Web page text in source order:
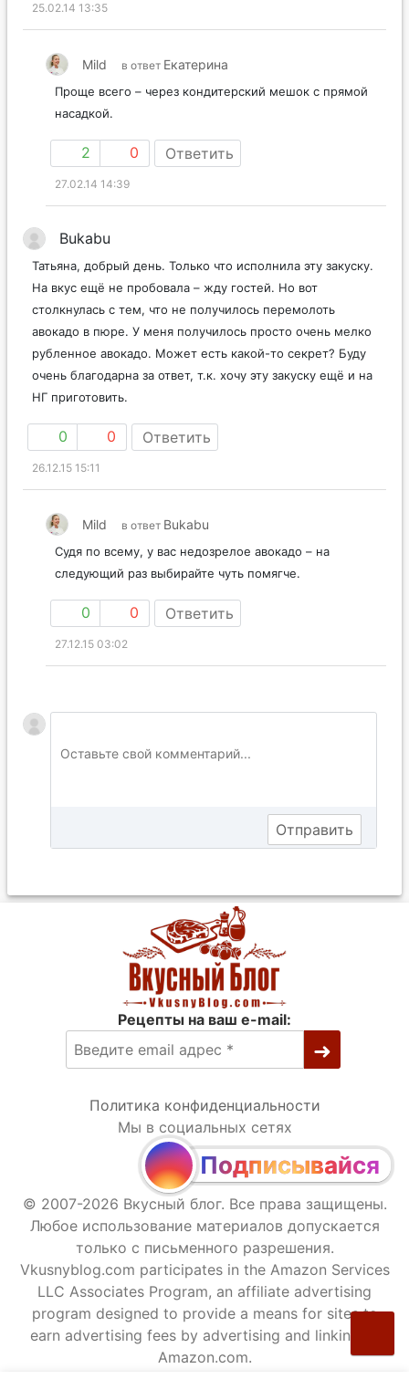
25.02.14 13:35
Mild в ответ Екатерина
Проще всего – через кондитерский мешок с прямой
насадкой.
2 0 Ответить
27.02.14 14:39
Bukabu
Татьяна, добрый день. Только что исполнила эту закуску.
На вкус ещё не пробовала – жду гостей. Но вот
столкнулась с тем, что не получилось перемолоть
авокадо в пюре. У меня получилось просто очень мелко
рубленное авокадо. Может есть какой-то секрет? Буду
очень благодарна за ответ, т.к. хочу эту закуску ещё и на
НГ приготовить.
0 0 Ответить
26.12.15 15:11
Mild в ответ Bukabu
Судя по всему, у вас недозрелое авокадо – на
следующий раз выбирайте чуть помягче.
0 0 Ответить
27.12.15 03:02
Рецепты на ваш e-mail:
Политика конфиденциальности
Мы в социальных сетях
Подписывайся
© 2007-2026 Вкусный блог. Все права защищены.
Любое использование материалов допускается
только с письменного разрешения.
Vkusnyblog.com participates in the Amazon Services
LLC Associates Program, an affiliate advertising
program designed to provide a means for sites to
earn advertising fees by advertising and linking to
Amazon.com.